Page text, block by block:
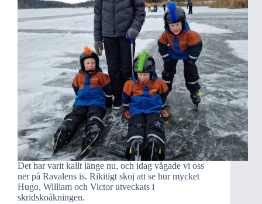
Det har varit kallt länge nu, och idag vågade vi oss
ner på Ravalens is. Rikitigt skoj att se hur mycket
Hugo, William och Victor utveckats i
skridskoåkningen.